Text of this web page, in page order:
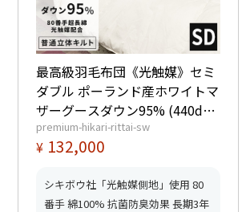
最高級羽毛布団《光触媒》セミ
ダブル ポーランド産ホワイトマ
ザーグースダウン95% (440dp
以上) 羽毛量1.5kg 【6つ星プレ
ミアムゴールド取得】【グッド
premium-hikari-rittai-sw
¥ 132,000
シキボウ社「光触媒側地」使用 80
番手 綿100% 抗菌防臭効果 長期3年